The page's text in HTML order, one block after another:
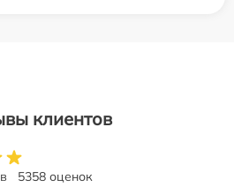
клиентов
5358 оценок